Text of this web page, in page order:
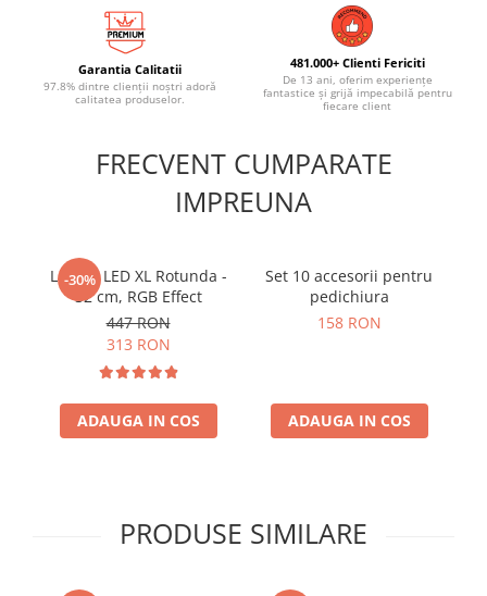
Garantia Calitatii
97.8% dintre clienții noștri adoră
calitatea produselor.
481.000+ Clienti Fericiti
De 13 ani, oferim experiențe
fantastice și grijă impecabilă pentru
fiecare client
FRECVENT CUMPARATE
IMPREUNA
-30%
Lampa LED XL Rotunda -
32 cm, RGB Effect
447 RON
313 RON
ADAUGA IN COS
Set 10 accesorii pentru
pedichiura
158 RON
ADAUGA IN COS
PRODUSE SIMILARE